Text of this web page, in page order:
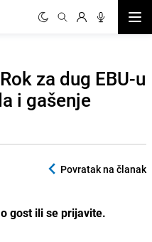
za dug EBU-u
i gašenje
Povratak na članak
gost ili se prijavite.